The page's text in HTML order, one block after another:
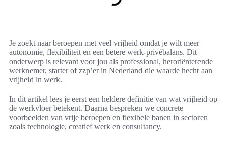
Je zoekt naar beroepen met veel vrijheid omdat je wilt meer
autonomie, flexibiliteit en een betere werk-privébalans. Dit
onderwerp is relevant voor jou als professional, heroriënterende
werknemer, starter of zzp’er in Nederland die waarde hecht aan
vrijheid in werk.
In dit artikel lees je eerst een heldere definitie van wat vrijheid op
de werkvloer betekent. Daarna bespreken we concrete
voorbeelden van vrije beroepen en flexibele banen in sectoren
zoals technologie, creatief werk en consultancy.